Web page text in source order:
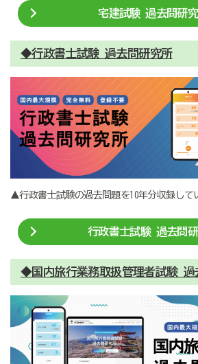
宅建試験 過去問研
◆行政書士試験 過去問研究所
▲行政書士試験の過去問題を10年分収録して
行政書士試験 過去問
◆国内旅行業務取扱管理者試験 過